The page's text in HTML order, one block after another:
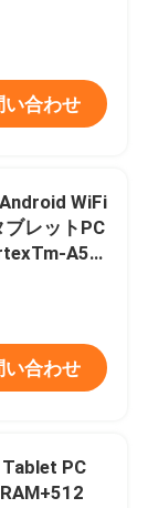
寿命
い合わせ
WiFi
レットPC
A53
い合わせ
PC